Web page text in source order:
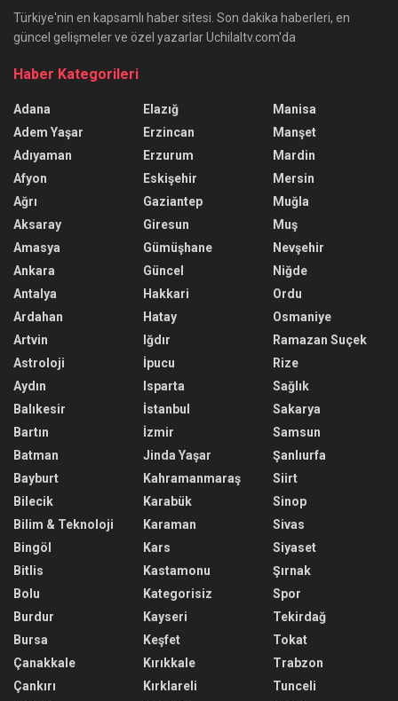
Türkiye'nin en kapsamlı haber sitesi. Son dakika haberleri, en
güncel gelişmeler ve özel yazarlar Uchilaltv.com'da
Haber Kategorileri
Adana
Adem Yaşar
Adıyaman
Afyon
Ağrı
Aksaray
Amasya
Ankara
Antalya
Ardahan
Artvin
Astroloji
Aydın
Balıkesir
Bartın
Batman
Bayburt
Bilecik
Bilim & Teknoloji
Bingöl
Bitlis
Bolu
Burdur
Bursa
Çanakkale
Çankırı
Elazığ
Erzincan
Erzurum
Eskişehir
Gaziantep
Giresun
Gümüşhane
Güncel
Hakkari
Hatay
Iğdır
İpucu
Isparta
İstanbul
İzmir
Jinda Yaşar
Kahramanmaraş
Karabük
Karaman
Kars
Kastamonu
Kategorisiz
Kayseri
Keşfet
Kırıkkale
Kırklareli
Manisa
Manşet
Mardin
Mersin
Muğla
Muş
Nevşehir
Niğde
Ordu
Osmaniye
Ramazan Suçek
Rize
Sağlık
Sakarya
Samsun
Şanlıurfa
Siirt
Sinop
Sivas
Siyaset
Şırnak
Spor
Tekirdağ
Tokat
Trabzon
Tunceli